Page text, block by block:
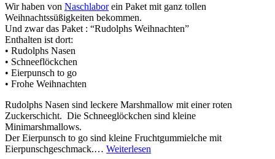
Wir haben von Naschlaborein Paket mit ganz tollen
Weihnachtssüßigkeiten bekommen.
Und zwar das Paket : “Rudolphs Weihnachten”
Enthalten ist dort:
• Rudolphs Nasen
• Schneeflöckchen
• Eierpunsch to go
• Frohe Weihnachten
Rudolphs Nasen sind leckere Marshmallow mit einer roten
Zuckerschicht. Die Schneeglöckchen sind kleine
Minimarshmallows.
Der Eierpunsch to go sind kleine Fruchtgummielche mit
Eierpunschgeschmack.… Weiterlesen